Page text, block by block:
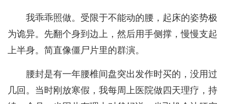
我乖乖照做。受限于不能动的腰，起床的姿势极
为诡异。先翻个身到边上，然后用手侧撑，慢慢支起
上半身。简直像僵尸片里的群演。
腰封是有一年腰椎间盘突出发作时买的，没用过
几回。当时刚放寒假，我每周上医院做四天理疗，持